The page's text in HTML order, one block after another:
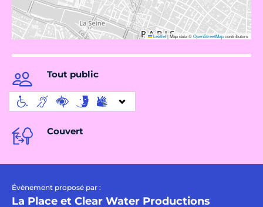
Leaflet|Map data ©OpenStreetMapcontributors
Tout public
Couvert
Évènement proposé par :
La Place et Clear Water Productions